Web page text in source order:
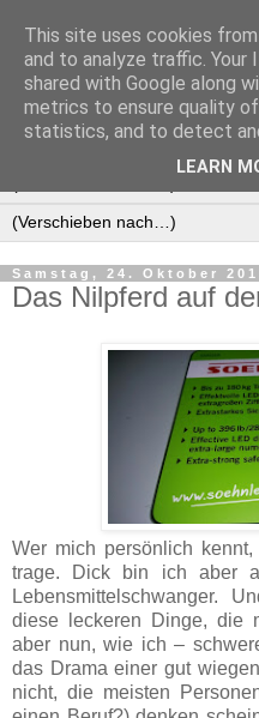
Manus
außer
Samstag, 24. Oktober
Das Nilpferd auf
Wer mich persönlich
trage. Dick bin ich aber
Lebensmittelschwanger.
diese leckeren Dinge, die
aber nun, wie ich –
das Drama einer gut
nicht, die meisten
This site uses cookies
and to analyze traffic. Your
shared with Google along
metrics to ensure quality
statistics, and to detect
LEARN